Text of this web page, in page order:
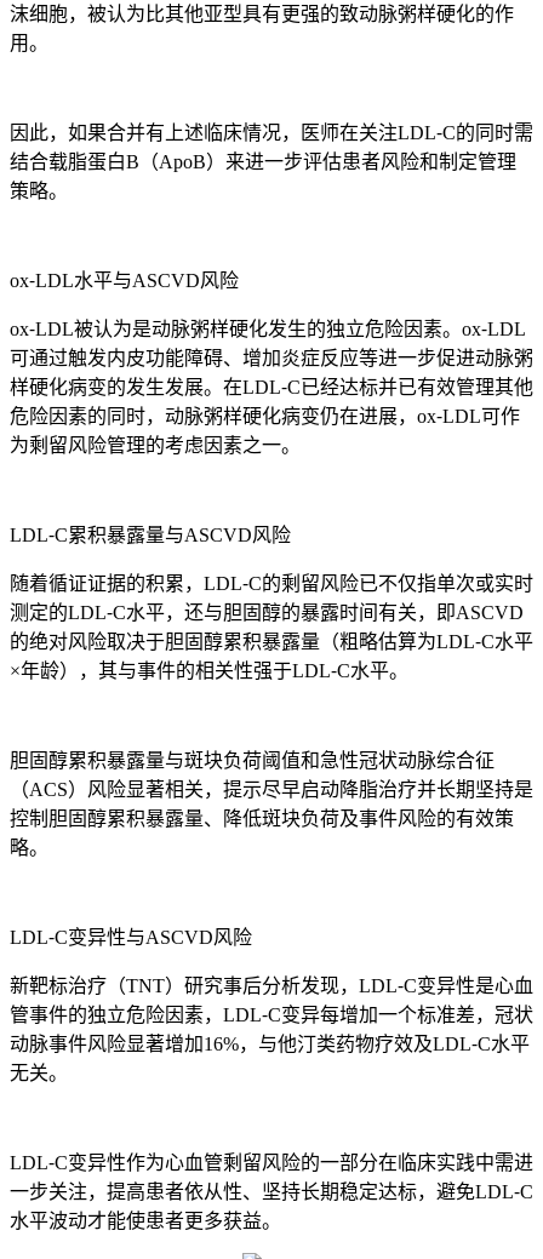
沫细胞，被认为比其他亚型具有更强的致动脉粥样硬化的作
用。
因此，如果合并有上述临床情况，医师在关注LDL⁃C的同时需
结合载脂蛋白B（ApoB）来进一步评估患者风险和制定管理
策略。
ox⁃LDL水平与ASCVD风险
ox⁃LDL被认为是动脉粥样硬化发生的独立危险因素。ox⁃LDL
可通过触发内皮功能障碍、增加炎症反应等进一步促进动脉粥
样硬化病变的发生发展。在LDL⁃C已经达标并已有效管理其他
危险因素的同时，动脉粥样硬化病变仍在进展，ox⁃LDL可作
为剩留风险管理的考虑因素之一。
LDL⁃C累积暴露量与ASCVD风险
随着循证证据的积累，LDL⁃C的剩留风险已不仅指单次或实时
测定的LDL⁃C水平，还与胆固醇的暴露时间有关，即ASCVD
的绝对风险取决于胆固醇累积暴露量（粗略估算为LDL⁃C水平
×年龄），其与事件的相关性强于LDL⁃C水平。
胆固醇累积暴露量与斑块负荷阈值和急性冠状动脉综合征
（ACS）风险显著相关，提示尽早启动降脂治疗并长期坚持是
控制胆固醇累积暴露量、降低斑块负荷及事件风险的有效策
略。
LDL⁃C变异性与ASCVD风险
新靶标治疗（TNT）研究事后分析发现，LDL⁃C变异性是心血
管事件的独立危险因素，LDL⁃C变异每增加一个标准差，冠状
动脉事件风险显著增加16%，与他汀类药物疗效及LDL⁃C水平
无关。
LDL⁃C变异性作为心血管剩留风险的一部分在临床实践中需进
一步关注，提高患者依从性、坚持长期稳定达标，避免LDL⁃C
水平波动才能使患者更多获益。